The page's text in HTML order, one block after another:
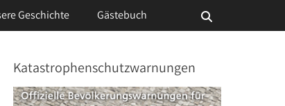
Geschichte Gästebuch
Katastrophenschutzwarnungen